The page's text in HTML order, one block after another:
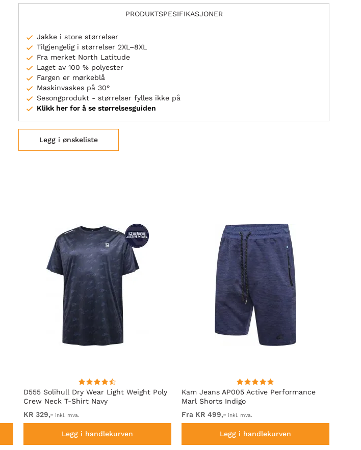
PRODUKTSPESIFIKASJONER
Jakke i store størrelser
Tilgjengelig i størrelser 2XL–8XL
Fra merket North Latitude
Laget av 100 % polyester
Fargen er mørkeblå
Maskinvaskes på 30°
Sesongprodukt - størrelser fylles ikke på
Klikk her for å se størrelsesguiden
Legg i ønskeliste
D555 Solihull Dry Wear Light Weight Poly
Crew Neck T-Shirt Navy
KR 329,- inkl. mva.
Legg i handlekurven
Kam Jeans AP005 Active Performance
Marl Shorts Indigo
Fra KR 499,- inkl. mva.
Legg i handlekurven